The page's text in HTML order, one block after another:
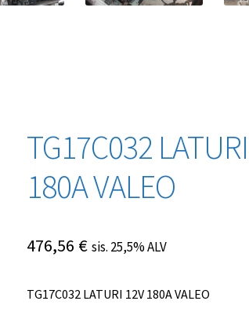
TG17C032
180A VALEO
476,56 € sis. 25,5% ALV
TG17C032 LATURI 12V 180A VALEO